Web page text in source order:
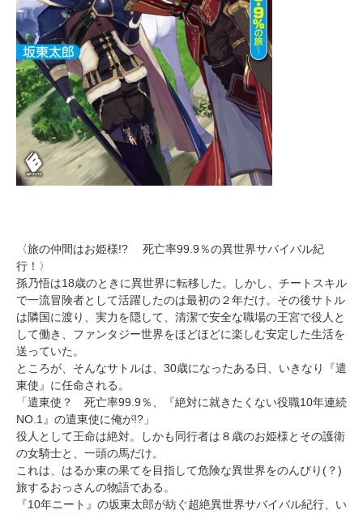
〈旅の仲間はお姫様!? 死亡率99.9％の異世界サバイバル紀
行！〉
孫乃悟は18歳のときに異世界に転移した。しかし、チートスキル
で一流冒険者として活躍したのは最初の２年だけ。その後サトル
は隣国に渡り、実力を隠して、清潔で安全な職場の王宮で役人と
して働き、ファンタジー世界をほどほどに楽しむ安定した生活を
送っていた。
ところが、そんなサトルは、30歳になったある日、いきなり『遣
東使』に任命される。
「遣東使？ 死亡率99.9％、『絶対に就きたくない役職10年連続
NO.1』の遣東使に俺が!?」
役人として王命は絶対。しかも同行者は８歳のお姫様とその護衛
の女騎士と、一頭の馬だけ。
これは、はるか東の果てを目指して危険な異世界をのんびり(？)
旅するおっさんの物語である。
『10年ニート』の坂東太郎が紡ぐ超絶異世界サバイバル紀行、い